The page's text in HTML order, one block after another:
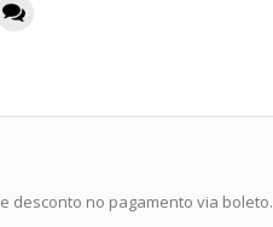
desconto no pagamento via boleto.